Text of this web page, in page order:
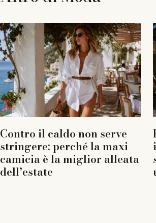
Contro il caldo non serve
stringere: perché la maxi
camicia è la miglior alleata
dell’estate